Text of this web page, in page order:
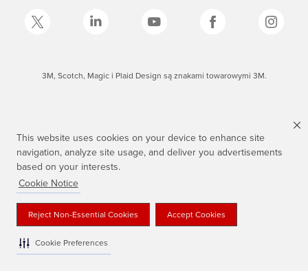
This website uses cookies on your device to enhance site
navigation, analyze site usage, and deliver you advertisements
based on your interests.
Cookie Notice
Reject Non-Essential Cookies Accept Cookies
Cookie Preferences
3M, Scotch, Magic i Plaid Design są znakami towarowymi 3M.